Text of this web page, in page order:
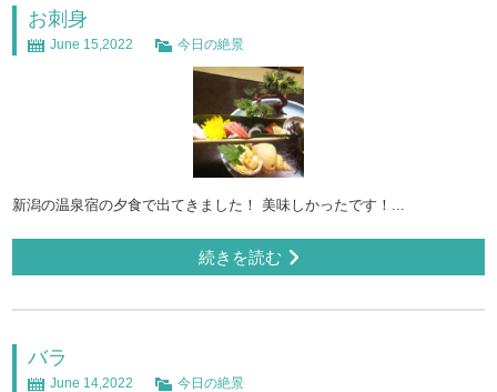
お刺身
June 15,2022 今日の絶景
新潟の温泉宿の夕食で出てきました！ 美味しかったです！...
続きを読む
バラ
June 14,2022 今日の絶景